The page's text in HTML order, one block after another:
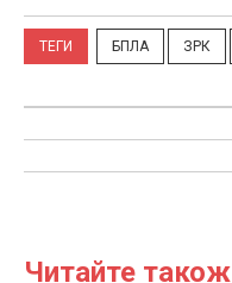
ТЕГИ БПЛА ЗРК
Читайте також